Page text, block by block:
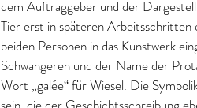
dem Auftraggeber und der
Tier erst in späteren Arbeitsschritten
beiden Personen in das Kunstwerk
Schwangeren und der Name der
Wort „galée“ für Wiesel. Die